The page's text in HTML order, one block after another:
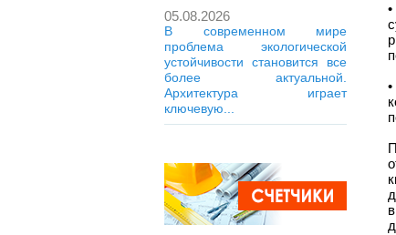
05.08.2026
В современном мире
проблема экологической
устойчивости становится все
более актуальной.
Архитектура играет
ключевую...